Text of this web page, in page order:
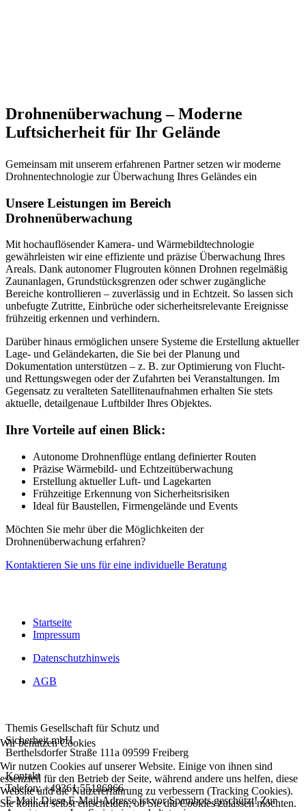
Drohnenüberwachung – Moderne
Luftsicherheit für Ihr Gelände
Gemeinsam mit unserem erfahrenen Partner setzen wir moderne
Drohnentechnologie zur Überwachung Ihres Geländes ein
Unsere Leistungen im Bereich
Drohnenüberwachung
Mit hochauflösender Kamera- und Wärmebildtechnologie
gewährleisten wir eine effiziente und präzise Überwachung Ihres
Areals. Dank autonomer Flugrouten können Drohnen regelmäßig
Zaunanlagen, Grundstücksgrenzen oder schwer zugängliche
Bereiche kontrollieren – zuverlässig und in Echtzeit. So lassen sich
unbefugte Zutritte, Einbrüche oder sicherheitsrelevante Ereignisse
frühzeitig erkennen und verhindern.
Darüber hinaus ermöglichen unsere Systeme die Erstellung aktueller
Lage- und Geländekarten, die Sie bei der Planung und
Dokumentation unterstützen – z. B. zur Optimierung von Flucht-
und Rettungswegen oder der Zufahrten bei Veranstaltungen. Im
Gegensatz zu veralteten Satellitenaufnahmen erhalten Sie stets
aktuelle, detailgenaue Luftbilder Ihres Objektes.
Ihre Vorteile auf einen Blick:
Autonome Drohnenflüge entlang definierter Routen
Präzise Wärmebild- und Echtzeitüberwachung
Erstellung aktueller Luft- und Lagekarten
Frühzeitige Erkennung von Sicherheitsrisiken
Ideal für Baustellen, Firmengelände und Events
Möchten Sie mehr über die Möglichkeiten der
Drohnenüberwachung erfahren?
Kontaktieren Sie uns für eine individuelle Beratung
Startseite
Impressum
Datenschutzhinweis
AGB
Themis Gesellschaft für Schutz und
Sicherheit mbH
Berthelsdorfer Straße 111a 09599 Freiberg
Kontakt
Telefon: +49361 55186866
E-Mail:Diese E-Mail-Adresse ist vor Spambots geschützt! Zur
Wir benutzen Cookies
Wir nutzen Cookies auf unserer Website. Einige von ihnen sind
essenziell für den Betrieb der Seite, während andere uns helfen, diese
Website und die Nutzererfahrung zu verbessern (Tracking Cookies).
Sie können selbst entscheiden, ob Sie die Cookies zulassen möchten.